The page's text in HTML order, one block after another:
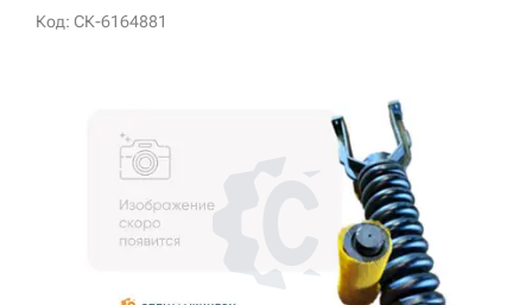
Код: СК-6164881
Контакты
sksale@skdst.ru
+7 (499) 394-50-93